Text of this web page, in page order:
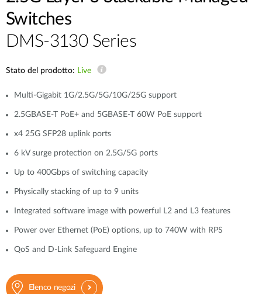
Switches
DMS-3130 Series
Stato del prodotto: Live
Multi-Gigabit 1G/2.5G/5G/10G/25G support
2.5GBASE-T PoE+ and 5GBASE-T 60W PoE support
x4 25G SFP28 uplink ports
6 kV surge protection on 2.5G/5G ports
Up to 400Gbps of switching capacity
Physically stacking of up to 9 units
Integrated software image with powerful L2 and L3 features
Power over Ethernet (PoE) options, up to 740W with RPS
QoS and D-Link Safeguard Engine
Elenco negozi